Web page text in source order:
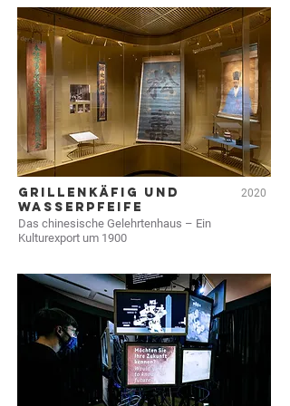
GRILLENKÄFIG UND
WASSERPFEIFE
2020
Das chinesische Gelehrtenhaus – Ein
Kulturexport um 1900